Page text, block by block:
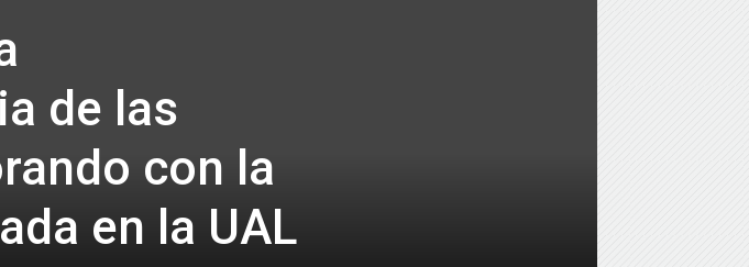
Diputación
de
de las
con la
en la UAL